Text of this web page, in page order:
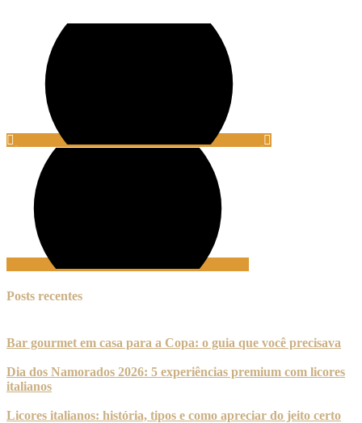
Posts recentes
Bar gourmet em casa para a Copa: o guia que você precisava
Dia dos Namorados 2026: 5 experiências premium com licores
italianos
Licores italianos: história, tipos e como apreciar do jeito certo